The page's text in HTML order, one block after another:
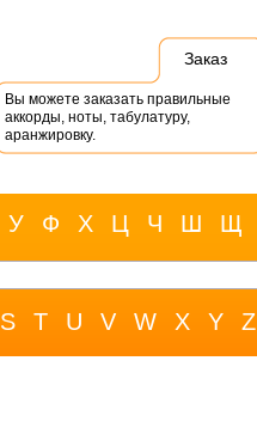
Заказ
Вы можете заказать правильные
аккорды, ноты, табулатуру,
аранжировку.
У Ф Х Ц Ч Ш Щ
S T U V W X Y Z